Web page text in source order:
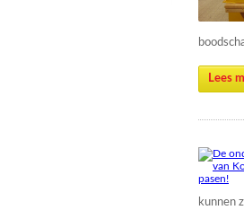
Lees
kunnen